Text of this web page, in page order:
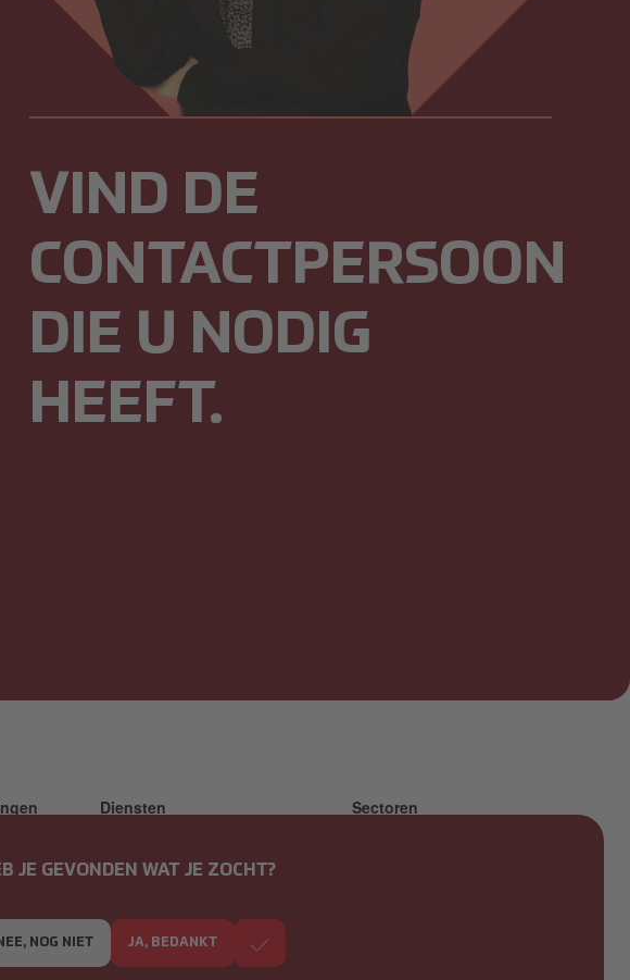
VIND DE
CONTACTPERSOON
DIE U NODIG
HEEFT.
Diensten
Gereviseerde machines
Betaaloplossing voor
Sectoren
JE GEVONDEN WAT JE ZOCHT?
NEE, NOG NIET JA, BEDANKT